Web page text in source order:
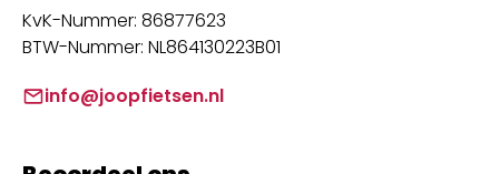
KvK-Nummer: 86877623
BTW-Nummer: NL864130223B01
info@joopfietsen.nl